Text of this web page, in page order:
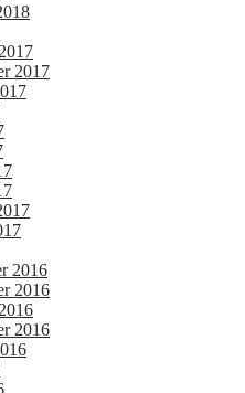
2017
2016
2016
2016